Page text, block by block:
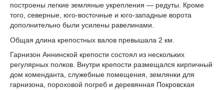
построены легкие земляные укрепления — редуты. Кроме
того, северные, юго-восточные и юго-западные ворота
дополнительно были усилены равелинами.
Общая длина крепостных валов превышала 2 км.
Гарнизон Аннинской крепости состоял из нескольких
регулярных полков. Внутри крепости размещался кирпичный
дом коменданта, служебные помещения, землянки для
гарнизона, пороховой погреб и деревянная Покровская